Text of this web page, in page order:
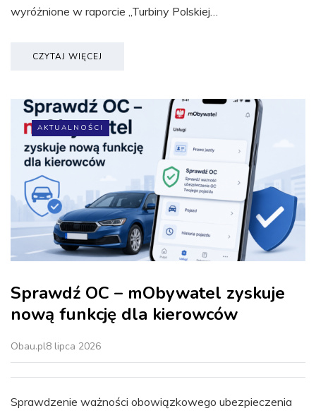
wyróżnione w raporcie „Turbiny Polskiej…
CZYTAJ WIĘCEJ
AKTUALNOŚCI
Sprawdź OC – mObywatel zyskuje
nową funkcję dla kierowców
Obau.pl8 lipca 2026
Sprawdzenie ważności obowiązkowego ubezpieczenia